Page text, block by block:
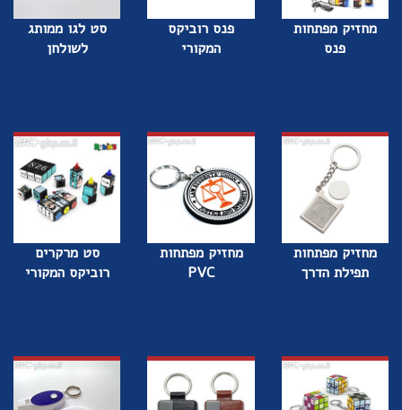
מחזיק מפתחות
פנס
פנס רוביקס
המקורי
סט לגו ממותג
לשולחן
מחזיק מפתחות
תפילת הדרך
מחזיק מפתחות
PVC
סט מרקרים
רוביקס המקורי